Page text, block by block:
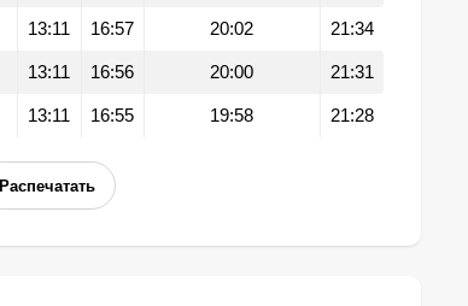
13:11 16:57 20:02 21:34
13:11 16:56 20:00 21:31
13:11 16:55 19:58 21:28
Распечатать